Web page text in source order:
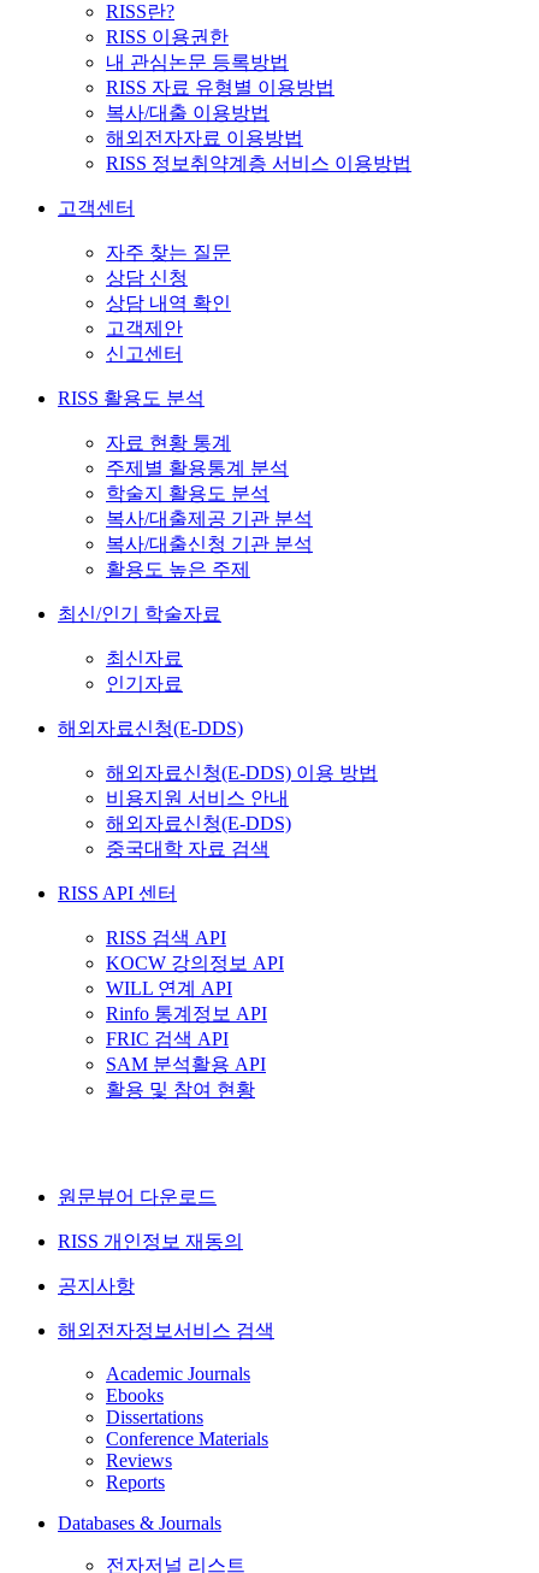
RISS란?
RISS 이용권한
내 관심논문 등록방법
RISS 자료 유형별 이용방법
복사/대출 이용방법
해외전자자료 이용방법
RISS 정보취약계층 서비스 이용방법
고객센터
자주 찾는 질문
상담 신청
상담 내역 확인
고객제안
신고센터
RISS 활용도 분석
자료 현황 통계
주제별 활용통계 분석
학술지 활용도 분석
복사/대출제공 기관 분석
복사/대출신청 기관 분석
활용도 높은 주제
최신/인기 학술자료
최신자료
인기자료
해외자료신청(E-DDS)
해외자료신청(E-DDS) 이용 방법
비용지원 서비스 안내
해외자료신청(E-DDS)
중국대학 자료 검색
RISS API 센터
RISS 검색 API
KOCW 강의정보 API
WILL 연계 API
Rinfo 통계정보 API
FRIC 검색 API
SAM 분석활용 API
활용 및 참여 현황
원문뷰어 다운로드
RISS 개인정보 재동의
공지사항
해외전자정보서비스 검색
Academic Journals
Ebooks
Dissertations
Conference Materials
Reviews
Reports
Databases & Journals
전자저널 리스트